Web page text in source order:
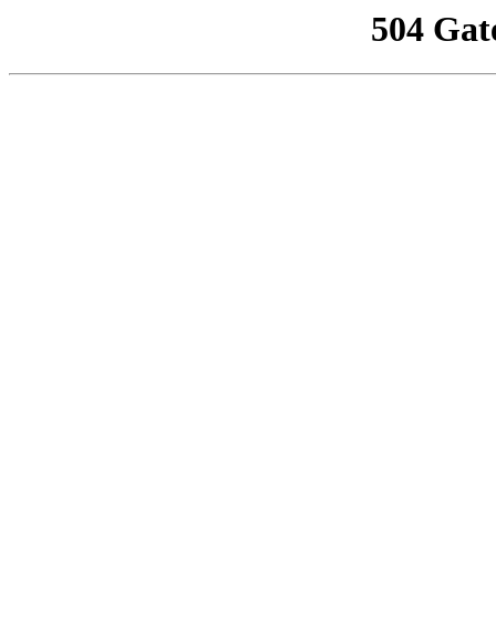
504